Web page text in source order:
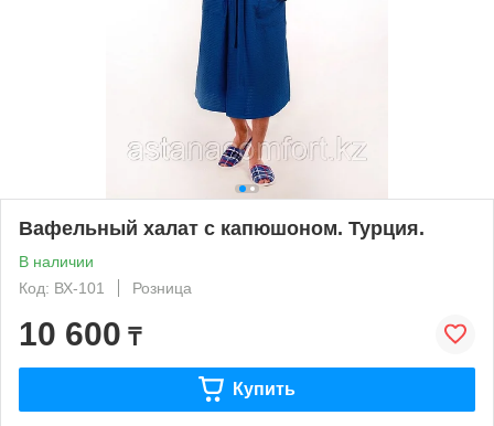
Вафельный халат с капюшоном. Турция.
В наличии
Код: ВХ-101
Розница
10 600 ₸
Купить